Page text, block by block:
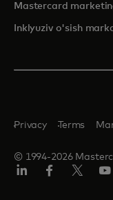
Mastercard
Inklyuziv o'sish
© 1994-2026
Privacy Terms